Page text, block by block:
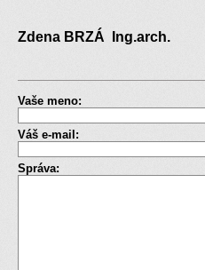
Zdena BRZÁ Ing.arch.
Vaše meno:
Váš e-mail:
Správa: